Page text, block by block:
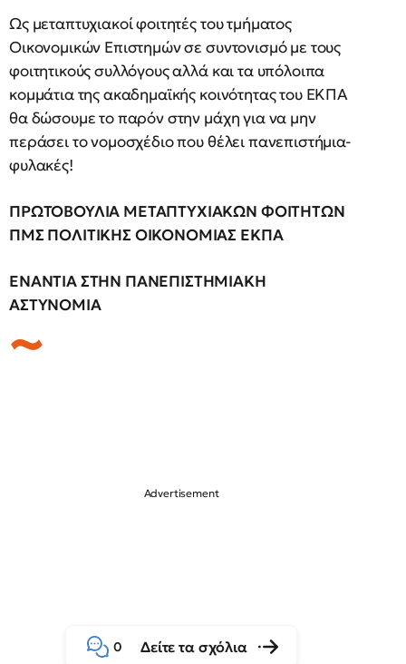
Ως μεταπτυχιακοί φοιτητές του τμήματος
Οικονομικών Επιστημών σε συντονισμό με τους
φοιτητικούς συλλόγους αλλά και τα υπόλοιπα
κομμάτια της ακαδημαϊκής κοινότητας του ΕΚΠΑ
θα δώσουμε το παρόν στην μάχη για να μην
περάσει το νομοσχέδιο που θέλει πανεπιστήμια-
φυλακές!
ΠΡΩΤΟΒΟΥΛΙΑ ΜΕΤΑΠΤΥΧΙΑΚΩΝ ΦΟΙΤΗΤΩΝ
ΠΜΣ ΠΟΛΙΤΙΚΗΣ ΟΙΚΟΝΟΜΙΑΣ ΕΚΠΑ
ΕΝΑΝΤΙΑ ΣΤΗΝ ΠΑΝΕΠΙΣΤΗΜΙΑΚΗ
ΑΣΤΥΝΟΜΙΑ
0 Δείτε τα σχόλια